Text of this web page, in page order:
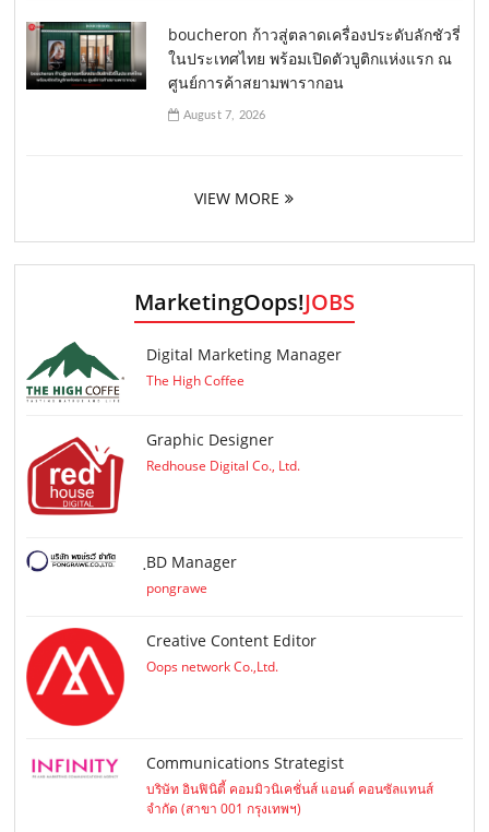
boucheron ก้าวสู่ตลาดเครื่องประดับลักชัวรี่
ในประเทศไทย พร้อมเปิดตัวบูติกแห่งแรก ณ
ศูนย์การค้าสยามพารากอน
August 7, 2026
VIEW MORE
MarketingOops!JOBS
Digital Marketing Manager
The High Coffee
Graphic Designer
Redhouse Digital Co., Ltd.
ฺBD Manager
pongrawe
Creative Content Editor
Oops network Co.,Ltd.
Communications Strategist
บริษัท อินฟินิตี้ คอมมิวนิเคชั่นส์ แอนด์ คอนซัลแทนส์
จำกัด (สาขา 001 กรุงเทพฯ)